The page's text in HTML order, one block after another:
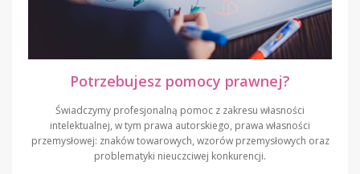
Potrzebujesz pomocy prawnej?
Świadczymy profesjonalną pomoc z zakresu własności
intelektualnej, w tym prawa autorskiego, prawa własności
przemysłowej: znaków towarowych, wzorów przemysłowych oraz
problematyki nieuczciwej konkurencji.